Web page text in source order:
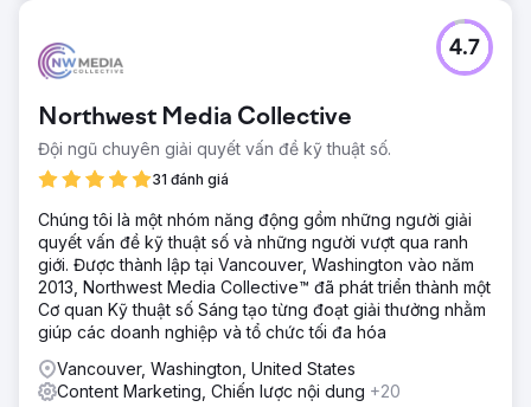
Northwest Media Collective
Đội ngũ chuyên giải quyết vấn đề kỹ thuật số.
31 đánh giá
4.7
Chúng tôi là một nhóm năng động gồm những người giải
quyết vấn đề kỹ thuật số và những người vượt qua ranh
giới. Được thành lập tại Vancouver, Washington vào năm
2013, Northwest Media Collective™ đã phát triển thành một
Cơ quan Kỹ thuật số Sáng tạo từng đoạt giải thưởng nhằm
giúp các doanh nghiệp và tổ chức tối đa hóa
Vancouver, Washington, United States
Content Marketing, Chiến lược nội dung +20